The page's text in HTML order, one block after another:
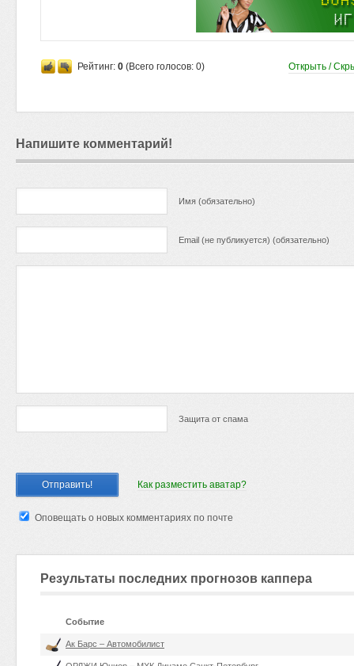
Рейтинг: 0 (Всего голосов: 0) Открыть /
Напишите комментарий!
Имя (обязательно)
Email (не публикуется) (обязательно)
Защита от спама
Как разместить аватар?
Оповещать о новых комментариях по почте
Результаты последних прогнозов каппера
Событие
Ак Барс – Автомобилист